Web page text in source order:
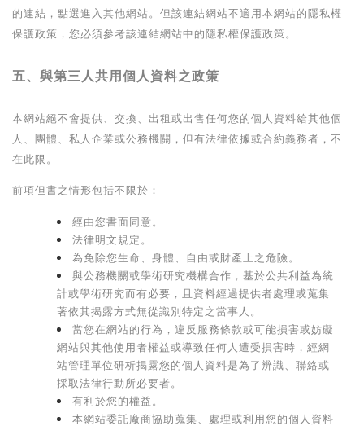
的連結，點選進入其他網站。但該連結網站不適用本網站的隱私權
保護政策，您必須參考該連結網站中的隱私權保護政策。
五、與第三人共用個人資料之政策
本網站絕不會提供、交換、出租或出售任何您的個人資料給其他個
人、團體、私人企業或公務機關，但有法律依據或合約義務者，不
在此限。
前項但書之情形包括不限於：
經由您書面同意。
法律明文規定。
為免除您生命、身體、自由或財產上之危險。
與公務機關或學術研究機構合作，基於公共利益為統
計或學術研究而有必要，且資料經過提供者處理或蒐集
著依其揭露方式無從識別特定之當事人。
當您在網站的行為，違反服務條款或可能損害或妨礙
網站與其他使用者權益或導致任何人遭受損害時，經網
站管理單位研析揭露您的個人資料是為了辨識、聯絡或
採取法律行動所必要者。
有利於您的權益。
本網站委託廠商協助蒐集、處理或利用您的個人資料